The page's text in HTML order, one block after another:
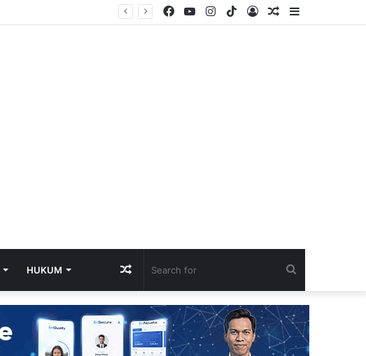
Sidebar
Random
Log
TikTok
Instagram
YouTube
Facebook
HUKUM
for
Random
Article